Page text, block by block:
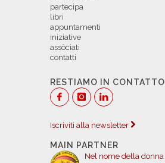
partecipa
libri
appuntamenti
iniziative
assòciati
contatti
RESTIAMO IN CONTATTO
Iscriviti alla newsletter
MAIN PARTNER
Nel nome della donna